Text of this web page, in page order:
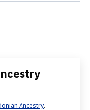
Ancestry.